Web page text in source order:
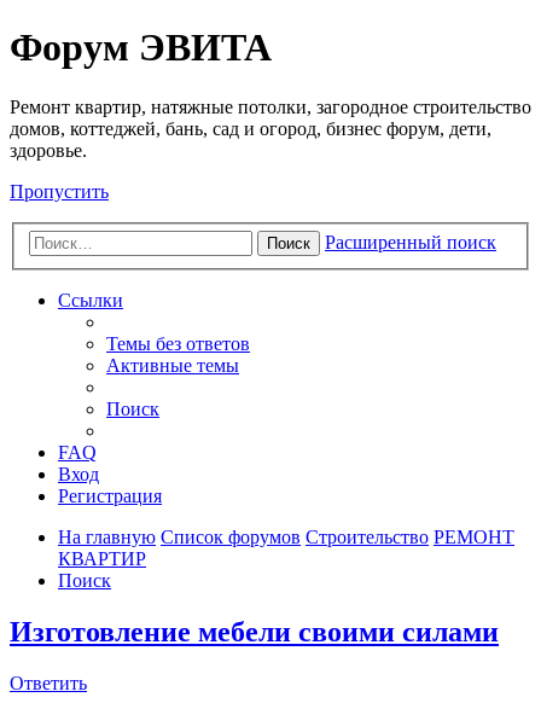
Регистрация
Форум ЭВИТА
Ремонт квартир, натяжные потолки, загородное строительство
домов, коттеджей, бань, сад и огород, бизнес форум, дети,
здоровье.
Пропустить
Поиск Расширенный поиск
Ссылки
Темы без ответов
Активные темы
Поиск
FAQ
Вход
Регистрация
На главную Список форумов Строительство РЕМОНТ
КВАРТИР
Поиск
Изготовление мебели своими силами
Ответить
Ответить